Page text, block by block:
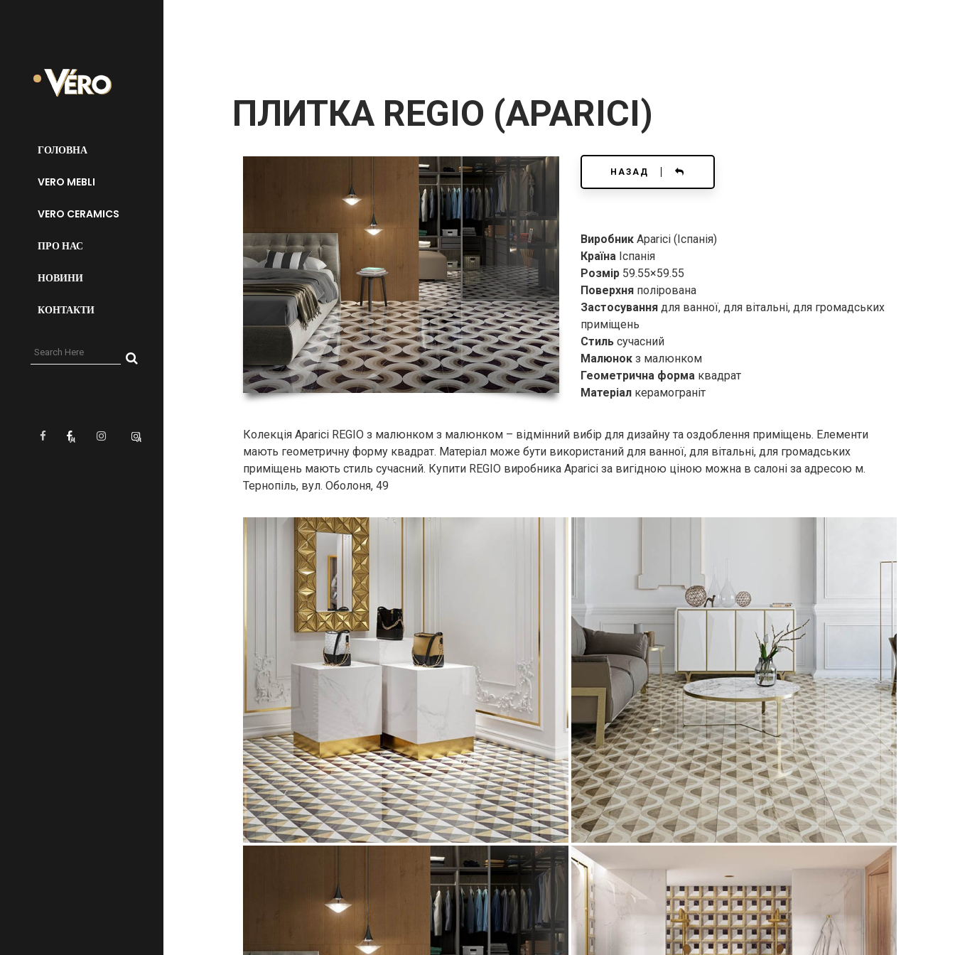
ГОЛОВНА
VERO MEBLI
VERO CERAMICS
ПРО НАС
НОВИНИ
КОНТАКТИ
ПЛИТКА REGIO (APARICI)
НАЗАД
Виробник Aparici (Іспанія)
Країна Іспанія
Розмір 59.55×59.55
Поверхня полірована
Застосування для ванної, для вітальні, для громадських
приміщень
Стиль сучасний
Малюнок з малюнком
Геометрична форма квадрат
Матеріал керамограніт
Колекція Aparici REGIO з малюнком з малюнком – відмінний вибір для дизайну та оздоблення приміщень. Елементи
мають геометричну форму квадрат. Матеріал може бути використаний для ванної, для вітальні, для громадських
приміщень мають стиль сучасний. Купити REGIO виробника Aparici за вигідною ціною можна в салоні за адресою м.
Тернопіль, вул. Оболоня, 49